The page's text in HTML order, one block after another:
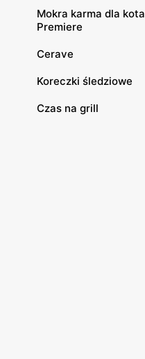
Mokra karma dla kota
Premiere
Cerave
Koreczki śledziowe
Czas na grill